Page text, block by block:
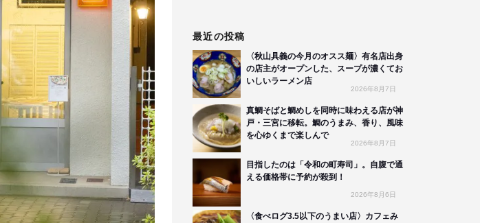
最近の投稿
〈秋山具義の今月のオスス麺〉有名店出身
の店主がオープンした、スープが濃くてお
いしいラーメン店
2026年8月7日
真鯛そばと鯛めしを同時に味わえる店が神
戸・三宮に移転。鯛のうまみ、香り、風味
を心ゆくまで楽しんで
2026年8月7日
目指したのは「令和の町寿司」。自腹で通
える価格帯に予約が殺到！
2026年8月6日
〈食べログ3.5以下のうまい店〉カフェみ